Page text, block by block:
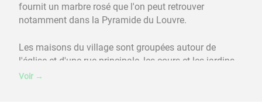
fournit un marbre rosé que l'on peut retrouver
notamment dans la Pyramide du Louvre.
Les maisons du village sont groupées autour de
l'église et d'une rue principale, les cours et les jardins
sont quasiment inexistants, par contre en sous-sol on
Voir →